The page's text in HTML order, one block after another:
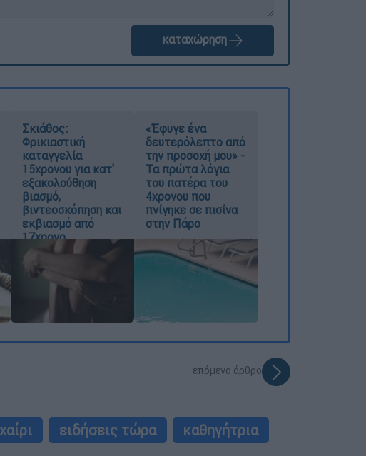
καταχώρηση
Σκιάθος:
Φρικιαστική
καταγγελία
15χρονου για κατ'
εξακολούθηση
βιασμό,
βιντεοσκόπηση και
εκβιασμό από
17χρονο
«Έφυγε ένα
δευτερόλεπτο από
την προσοχή μου» -
Τα πρώτα λόγια
του πατέρα του
4χρονου που
πνίγηκε σε πισίνα
στην Πάρο
επόμενο άρθρο
ειδήσεις τώρα καθηγήτρια